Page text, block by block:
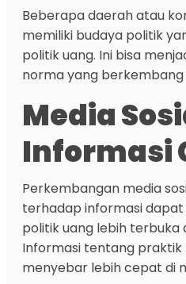
Beberapa daerah atau
memiliki budaya politik
politik uang. Ini bisa
norma yang
Media
Informasi
Perkembangan media
terhadap informasi
politik uang lebih terbuka
Informasi tentang praktik
menyebar lebih cepat di